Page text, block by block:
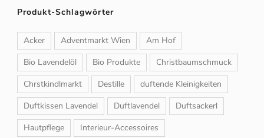
Produkt-Schlagwörter
Acker Adventmarkt Wien
Am Hof
Bio Lavendelöl
Bio Produkte
Christbaumschmuck
Chrstkindlmarkt
Destille
duftende Kleinigkeiten
Duftkissen Lavendel
Duftlavendel
Duftsackerl
Hautpflege
Interieur-Accessoires